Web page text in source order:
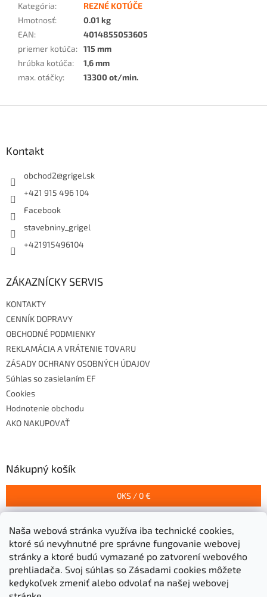
Naša webová stránka využíva iba technické cookies,
ktoré sú nevyhnutné pre správne fungovanie webovej
stránky a ktoré budú vymazané po zatvorení webového
prehliadača. Svoj súhlas so Zásadami cookies môžete
kedykoľvek zmeniť alebo odvolať na našej webovej
Kategória:
REZNÉ KOTÚČE
Hmotnosť:
0.01 kg
EAN:
4014855053605
priemer kotúča: 115 mm
hrúbka kotúča:
1,6 mm
max. otáčky: 13300 ot/min.
Kontakt
obchod2@grigel.sk
+421 915 496 104
Facebook
stavebniny_grigel
+421915496104
ZÁKAZNÍCKY SERVIS
KONTAKTY
CENNÍK DOPRAVY
OBCHODNÉ PODMIENKY
REKLAMÁCIA A VRÁTENIE TOVARU
ZÁSADY OCHRANY OSOBNÝCH ÚDAJOV
Súhlas so zasielaním EF
Cookies
Hodnotenie obchodu
AKO NAKUPOVAŤ
Nákupný košík
0KS / 0 €
Prijímame online platby